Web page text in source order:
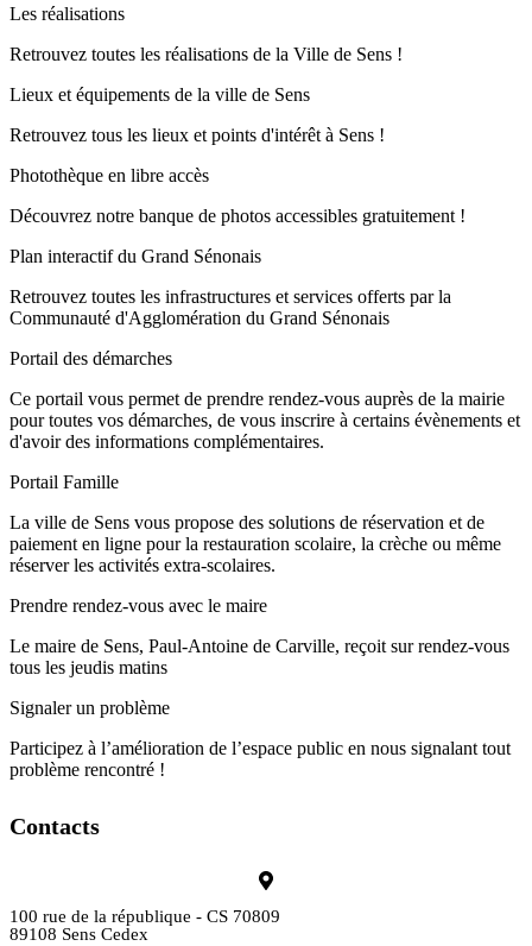
Les réalisations
Retrouvez toutes les réalisations de la Ville de Sens !
Lieux et équipements de la ville de Sens
Retrouvez tous les lieux et points d'intérêt à Sens !
Photothèque en libre accès
Découvrez notre banque de photos accessibles gratuitement !
Plan interactif du Grand Sénonais
Retrouvez toutes les infrastructures et services offerts par la
Communauté d'Agglomération du Grand Sénonais
Portail des démarches
Ce portail vous permet de prendre rendez-vous auprès de la mairie
pour toutes vos démarches, de vous inscrire à certains évènements et
d'avoir des informations complémentaires.
Portail Famille
La ville de Sens vous propose des solutions de réservation et de
paiement en ligne pour la restauration scolaire, la crèche ou même
réserver les activités extra-scolaires.
Prendre rendez-vous avec le maire
Le maire de Sens, Paul-Antoine de Carville, reçoit sur rendez-vous
tous les jeudis matins
Signaler un problème
Participez à l’amélioration de l’espace public en nous signalant tout
problème rencontré !
Contacts
100 rue de la république - CS 70809
89108 Sens Cedex